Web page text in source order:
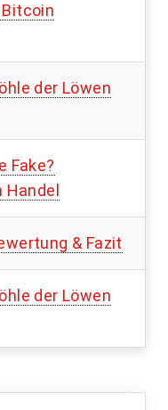
der Löwen
Fake?
& Fazit
der Löwen